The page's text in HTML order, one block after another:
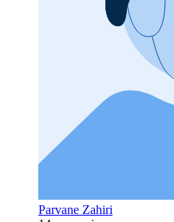
Parvane Zahiri